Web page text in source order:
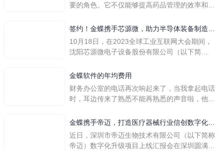
要的角色。它不仅能够提高药品管理的效率和准
一个好用的医药管理系统软件应具备以下特点。
地进行操作。 复杂的
签约！金蝶携手芯源微，助力半导体装备制造领
先企业迈向世界
10月18日，在2023全球工业互联网大会期间，
沈阳芯源微电子设备股份有限公司（以下简
下简称“金蝶”）在辽宁沈阳签署战略合作协议。
营管控平台，从而实现公司产研一体化、业财一
体化，提升公司整体业务水平。
金蝶软件的年均费用
财务办公室的电话再次响起来了，当我拿起电话
时，耳边传来了熟悉不能再熟悉的声音啦，他就
软件过程中遇到任何问题，我都可以获得金蝶服
一年的使用时间已经到了。我们公司用的是金蝶
金蝶携手帝迈，打造医疗器械行业信创数字化标
杆
近日，深圳市帝迈生物技术有限公司（以下简称
帝迈）数字化升级项目上线汇报会在深圳圆满召